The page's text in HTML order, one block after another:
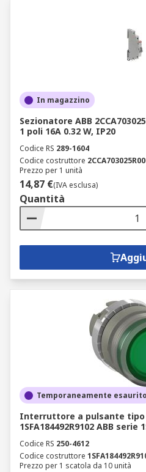
In magazzino
Sezionatore ABB
1 poli 16A 0.32 W, IP20
Codice RS 289-1604
Codice costruttore
Prezzo per 1 unità
14,87 €(IVA esclusa)
Quantità
Temporaneamente esaurito
Interruttore a pulsante tipo
1SFA184492R9102 ABB serie
Codice RS 250-4612
Codice costruttore
Prezzo per 1 scatola da 10 unità